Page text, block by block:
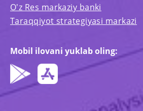
O'z Res markaziy banki
Taraqqiyot strategiyasi markazi
Mobil ilovani yuklab oling: